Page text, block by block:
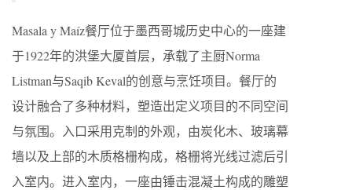
Masala y Maíz餐厅位于墨西哥城历史中心的一座建
于1922年的洪堡大厦首层，承载了主厨Norma
Listman与Saqib Keval的创意与烹饪项目。餐厅的
设计融合了多种材料，塑造出定义项目的不同空间
与氛围。入口采用克制的外观，由炭化木、玻璃幕
墙以及上部的木质格栅构成，格栅将光线过滤后引
入室内。进入室内，一座由锤击混凝土构成的雕塑